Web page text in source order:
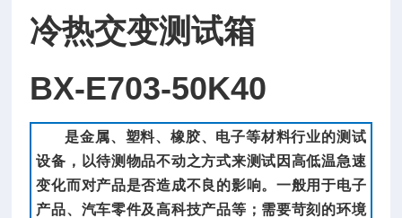
冷热交变测试箱
BX-E703-50K40
是金属、塑料、橡胶、电子等材料行业的测试
设备，以待测物品不动之方式来测试因高低温急速
变化而对产品是否造成不良的影响。一般用于电子
产品、汽车零件及高科技产品等；需要苛刻的环境